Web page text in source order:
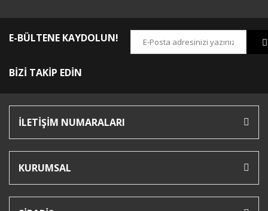
E-BÜLTENE KAYDOLUN!
BİZİ TAKİP EDİN
İLETİŞİM NUMARALARI
KURUMSAL